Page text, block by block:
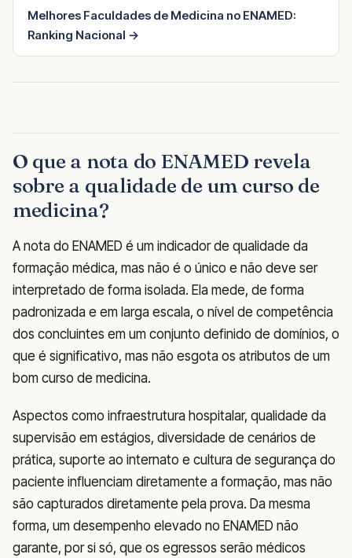
Melhores Faculdades de Medicina no ENAMED:
Ranking Nacional →
O que a nota do ENAMED revela
sobre a qualidade de um curso de
medicina?
A nota do ENAMED é um indicador de qualidade da
formação médica, mas não é o único e não deve ser
interpretado de forma isolada. Ela mede, de forma
padronizada e em larga escala, o nível de competência
dos concluintes em um conjunto definido de domínios, o
que é significativo, mas não esgota os atributos de um
bom curso de medicina.
Aspectos como infraestrutura hospitalar, qualidade da
supervisão em estágios, diversidade de cenários de
prática, suporte ao internato e cultura de segurança do
paciente influenciam diretamente a formação, mas não
são capturados diretamente pela prova. Da mesma
forma, um desempenho elevado no ENAMED não
garante, por si só, que os egressos serão médicos